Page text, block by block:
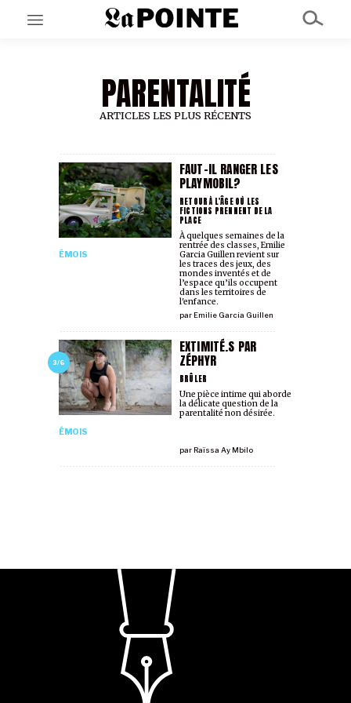
EN CE MOMENT
GRAND ANGLE
AU LARGE
À PROPOS
NOS PARTENAIRES
PARENTALITÉ
ARTICLES LES PLUS RÉCENTS
FAUT-IL RANGER LES
PLAYMOBIL?
RETOUR À L'ÂGE OÙ LES
FICTIONS PRENNENT DE LA
PLACE
ÉMOIS
parEmilie Garcia Guillen
À quelques semaines de la
rentrée des classes, Emilie
Garcia Guillen revient sur
les traces des jeux, des
mondes inventés et de
l’espace qu’ils occupent
dans les territoires de
l'enfance.
3/6
EXTIMITÉ.S PAR
ZÉPHYR
BRÛLER
ÉMOIS
parRaïssa Ay Mbilo
Une pièce intime qui aborde
la délicate question de la
parentalité non désirée.